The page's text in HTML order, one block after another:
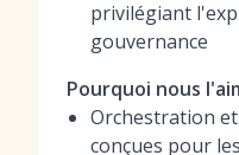
privilégiant
gouvernance
Pourquoi nous
Orchestration
conçues pour